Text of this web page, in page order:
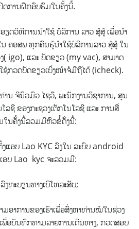
ດການຝືກອົບຮົມໃນຄັ້ງນີ້.
ອຽດວິທີການນໍາໃຊ້ ບໍລິການ ລາວ ສູ້ສູ້ ເພື່ອນຳ
ນ ຄອສພ ທຸກຄົນຮູ້ນໍາໃຊ້ບໍລິການລາວ ສູ້ສູ້ ໃນ
( igo), ແລະ ບັດຂຽວ (my vac), ສາມາດ
ຊ້ກວດບັດຂຽວເບິ່ງໜ້າຈໍມືຖືໄດ້ (icheck).
ນ ຈີນົວມົວ ໄຊວື, ພະນັກງານວິຊາການ, ສູນ
ລຊີ ຂອງກະຊວງເຕັກໂນໂລຊີ ແລະ ການສື່
ໃນຄັ້ງນີ້ລວມມີຫົວຂໍ້ດັ່ງນີ້:
ແອບ Lao KYC ລົງໃນ ລະບົບ android
ອບ Lao kyc ຈະລວມມີ:
ທະບຽນທາງເບີໂທລະສັບ;
ມອາການຂອງເຮົາເພື່ອສົ່ງຫາທ່ານໝໍໃນຊ່ວງ
ພື່ອບັນທຶກທາມລາຍການເດີນທາງ, ກວດສອບ